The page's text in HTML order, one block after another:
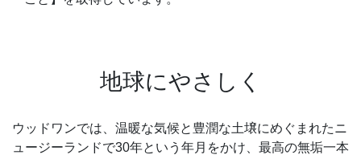
地球にやさしく
ウッドワンでは、温暖な気候と豊潤な土壌にめぐまれたニ
ュージーランドで30年という年月をかけ、最高の無垢一本